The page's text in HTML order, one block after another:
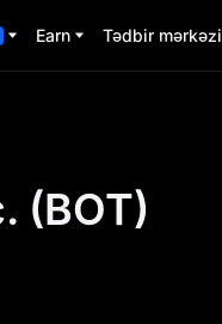
Earn Tədbir mərkəzi
(BOT)